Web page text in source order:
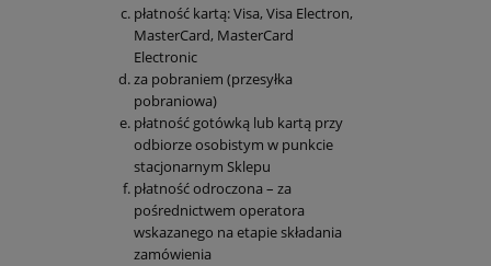
płatność kartą: Visa, Visa Electron,
MasterCard, MasterCard
Electronic
za pobraniem (przesyłka
pobraniowa)
płatność gotówką lub kartą przy
odbiorze osobistym w punkcie
stacjonarnym Sklepu
płatność odroczona – za
pośrednictwem operatora
wskazanego na etapie składania
zamówienia